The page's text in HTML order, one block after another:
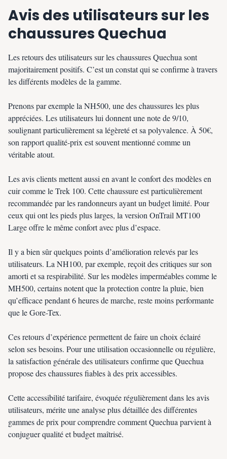
Avis des utilisateurs sur les
chaussures Quechua
Les retours des utilisateurs sur les chaussures Quechua sont
majoritairement positifs. C’est un constat qui se confirme à travers
les différents modèles de la gamme.
Prenons par exemple la NH500, une des chaussures les plus
appréciées. Les utilisateurs lui donnent une note de 9/10,
soulignant particulièrement sa légèreté et sa polyvalence. À 50€,
son rapport qualité-prix est souvent mentionné comme un
véritable atout.
Les avis clients mettent aussi en avant le confort des modèles en
cuir comme le Trek 100. Cette chaussure est particulièrement
recommandée par les randonneurs ayant un budget limité. Pour
ceux qui ont les pieds plus larges, la version OnTrail MT100
Large offre le même confort avec plus d’espace.
Il y a bien sûr quelques points d’amélioration relevés par les
utilisateurs. La NH100, par exemple, reçoit des critiques sur son
amorti et sa respirabilité. Sur les modèles imperméables comme le
MH500, certains notent que la protection contre la pluie, bien
qu’efficace pendant 6 heures de marche, reste moins performante
que le Gore-Tex.
Ces retours d’expérience permettent de faire un choix éclairé
selon ses besoins. Pour une utilisation occasionnelle ou régulière,
la satisfaction générale des utilisateurs confirme que Quechua
propose des chaussures fiables à des prix accessibles.
Cette accessibilité tarifaire, évoquée régulièrement dans les avis
utilisateurs, mérite une analyse plus détaillée des différentes
gammes de prix pour comprendre comment Quechua parvient à
conjuguer qualité et budget maîtrisé.